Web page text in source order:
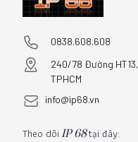
0838.608.608
240/78 Đường
TPHCM
info@ip68.vn
Theo dõi IP 68tại đây: